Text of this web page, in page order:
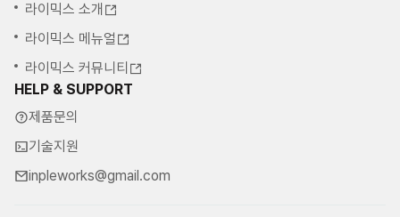
라이믹스 소개
라이믹스 메뉴얼
라이믹스 커뮤니티
HELP & SUPPORT
제품문의
기술지원
inpleworks@gmail.com